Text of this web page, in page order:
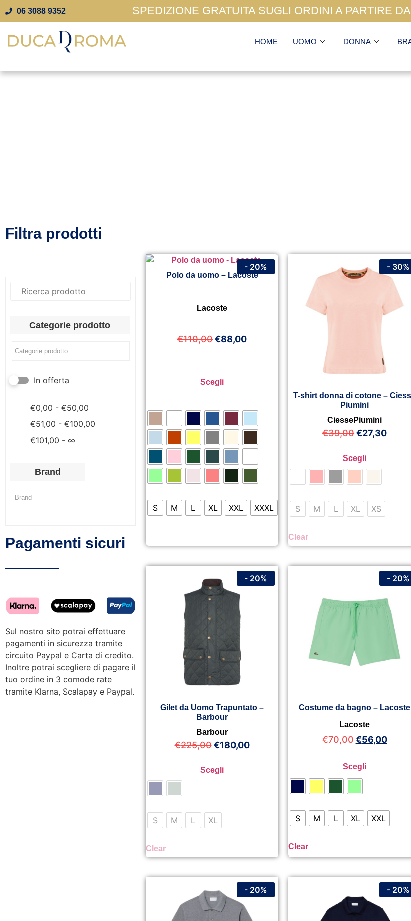
06 3088 9352 SPEDIZIONE GRATUITA SUGLI ORDINI A PARTIRE
HOME UOMO DONNA
Filtra prodotti
Categorie prodotto
In offerta
€0,00 - €50,00
€51,00 - €100,00
€101,00 - ∞
Brand
Pagamenti sicuri
Sul nostro sito potrai effettuare
pagamenti in sicurezza tramite
circuito Paypal e Carta di credito.
Inoltre potrai scegliere di pagare il
tuo ordine in 3 comode rate
tramite Klarna, Scalapay e Paypal.
Polo da uomo – Lacoste
Lacoste
€110,00€88,00
Scegli
S M L XL XXL XXXL
- 20%
T-shirt donna di cotone –
Piumini
CiessePiumini
€39,00€27,30
Scegli
S M L XL XS
Clear
- 30%
Gilet da Uomo Trapuntato –
Barbour
Barbour
€225,00 €180,00
Scegli
S M L XL
Clear
- 20%
Costume da bagno – Lacoste
Lacoste
€70,00 €56,00
Scegli
S M L XL XXL
Clear
- 20%
- 20% - 20%